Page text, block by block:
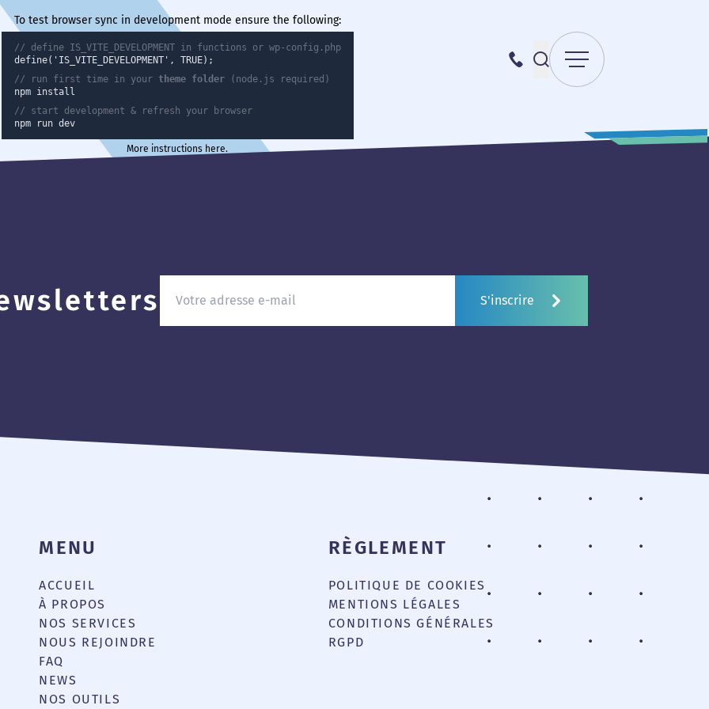
087 70 98 00
Recherche pour :
Envoyer la recherche
Menu
To test browser sync in development mode ensure the following:
// define IS_VITE_DEVELOPMENT in functions or wp-config.php
define('IS_VITE_DEVELOPMENT', TRUE);
// run first time in your theme folder(node.js required)
npm install
// start development & refresh your browser
npm run dev
More instructions here.
S'inscrire
MENU
ACCUEIL
À PROPOS
NOS SERVICES
NOUS REJOINDRE
FAQ
NEWS
NOS OUTILS
RÈGLEMENT
POLITIQUE DE COOKIES
MENTIONS LÉGALES
CONDITIONS GÉNÉRALES
RGPD